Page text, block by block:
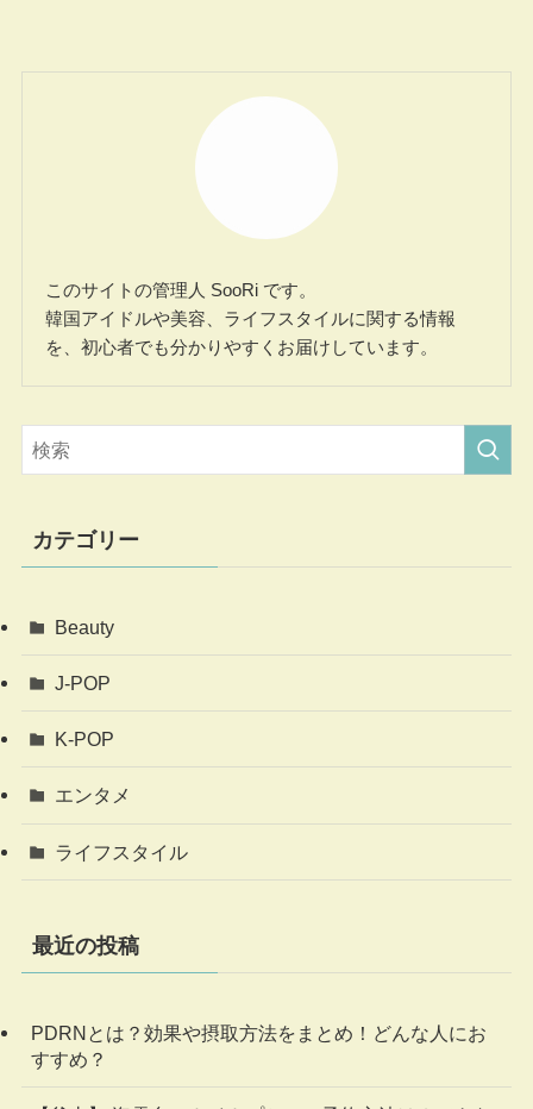
このサイトの管理人 SooRi です。
韓国アイドルや美容、ライフスタイルに関する情報
を、初心者でも分かりやすくお届けしています。
カテゴリー
Beauty
J-POP
K-POP
エンタメ
ライフスタイル
最近の投稿
PDRNとは？効果や摂取方法をまとめ！どんな人にお
すすめ？